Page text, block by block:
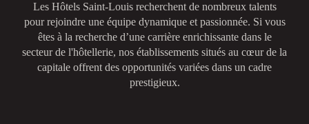
Les Hôtels Saint-Louis recherchent de nombreux talents
pour rejoindre une équipe dynamique et passionnée. Si vous
êtes à la recherche d’une carrière enrichissante dans le
secteur de l'hôtellerie, nos établissements situés au cœur de la
capitale offrent des opportunités variées dans un cadre
prestigieux.